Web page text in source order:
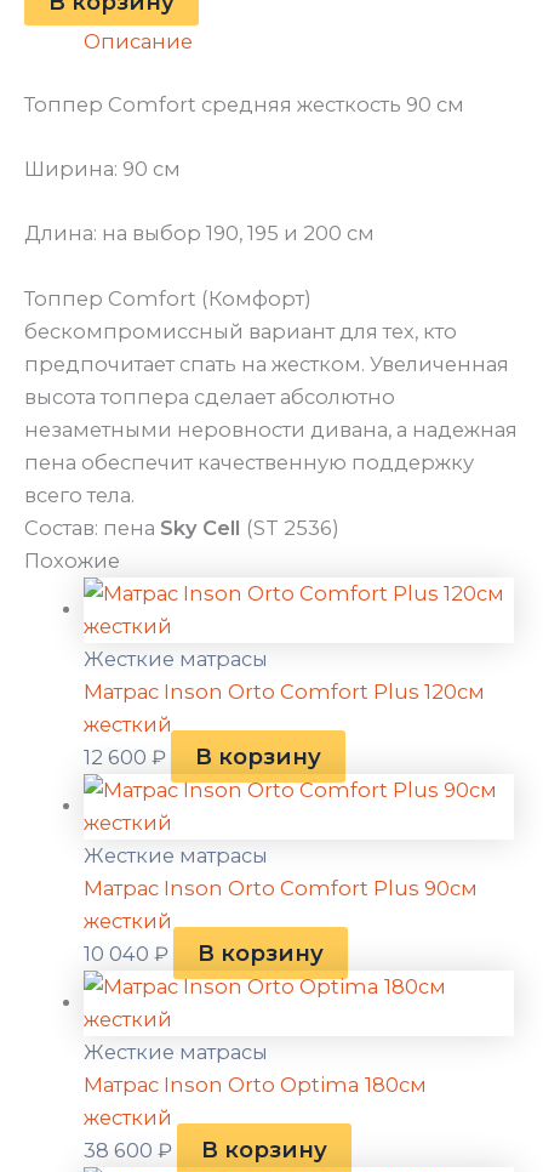
Описание
Топпер Comfort средняя жесткость 90 см
Ширина: 90 см
Длина: на выбор 190, 195 и 200 см
Топпер Comfort (Комфорт)
бескомпромиссный вариант для тех, кто
предпочитает спать на жестком. Увеличенная
высота топпера сделает абсолютно
незаметными неровности дивана, а надежная
пена обеспечит качественную поддержку
всего тела.
Состав: пена Sky Cell (ST 2536)
Похожие
Жесткие матрасы
Матрас Inson Orto Comfort Plus 120см
жесткий
12 600₽ В корзину
Жесткие матрасы
Матрас Inson Orto Comfort Plus 90см
жесткий
10 040₽ В корзину
Жесткие матрасы
Матрас Inson Orto Optima 180см
жесткий
38 600₽ В корзину